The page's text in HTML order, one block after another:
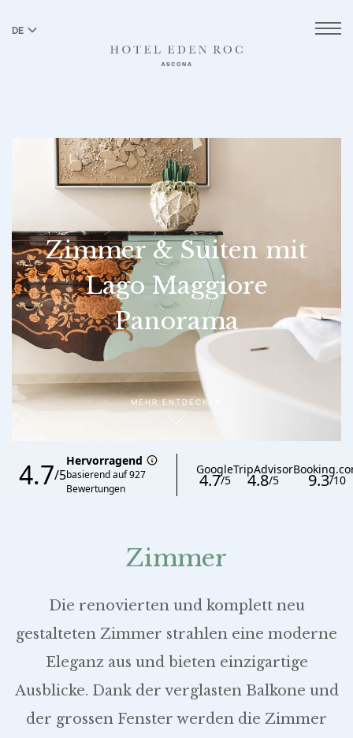
DE
Zimmer & Suiten mit
Lago Maggiore
Panorama
MEHR ENTDECKEN
Zimmer
Die renovierten und komplett neu
gestalteten Zimmer strahlen eine moderne
Eleganz aus und bieten einzigartige
Ausblicke. Dank der verglasten Balkone und
der grossen Fenster werden die Zimmer